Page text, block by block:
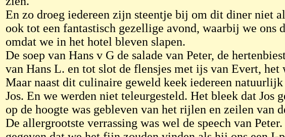
En zo droeg iedereen zijn steentje bij om dit diner niet
ook tot een fantastisch gezellige avond, waarbij we ons
omdat we in het hotel bleven slapen.
De soep van Hans v G de salade van Peter, de
van Hans L. en tot slot de flensjes met ijs van Evert, het
Maar naast dit culinaire geweld keek iedereen natuurlijk
Jos. En we werden niet teleurgesteld. Het bleek dat Jos
op de hoogte was gebleven van het rijlen en zeilen van
De allergrootste verrassing was wel de speech van